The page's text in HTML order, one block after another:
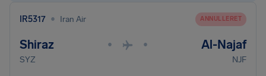
IR5317 • Iran Air ANNULLERET
Shiraz • • Al-Najaf
SYZ NJF